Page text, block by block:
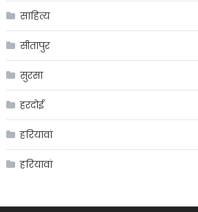
साहित्य
सीतापुर
सुरसा
हरदोई
हरियावां
हरियावां